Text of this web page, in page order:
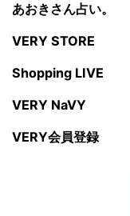
あおきさん占い。
VERY STORE
Shopping LIVE
VERY NaVY
VERY会員登録